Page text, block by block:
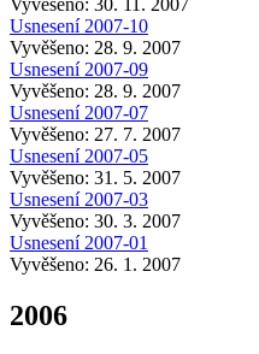
Usnesení 2007-10
Vyvěšeno: 28. 9. 2007
Usnesení 2007-09
Vyvěšeno: 28. 9. 2007
Usnesení 2007-07
Vyvěšeno: 27. 7. 2007
Usnesení 2007-05
Vyvěšeno: 31. 5. 2007
Usnesení 2007-03
Vyvěšeno: 30. 3. 2007
Usnesení 2007-01
Vyvěšeno: 26. 1. 2007
2006